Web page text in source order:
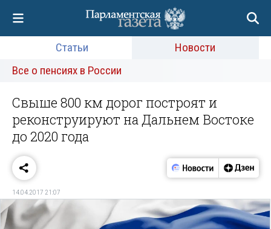
Статьи
Новости
Все о пенсиях в России
Свыше 800 км дорог построят и
реконструируют на Дальнем Востоке
до 2020 года
14.04.2017 21:07